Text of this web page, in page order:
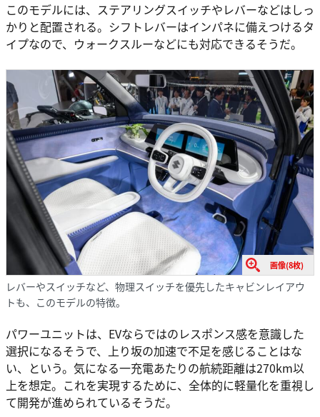
このモデルには、ステアリングスイッチやレバーなどはしっ
かりと配置される。シフトレバーはインパネに備えつけるタ
イプなので、ウォークスルーなどにも対応できるそうだ。
画像(8枚)
レバーやスイッチなど、物理スイッチを優先したキャビンレイアウ
トも、このモデルの特徴。
パワーユニットは、EVならではのレスポンス感を意識した
選択になるそうで、上り坂の加速で不足を感じることはな
い、という。気になる一充電あたりの航続距離は270km以
上を想定。これを実現するために、全体的に軽量化を重視し
て開発が進められているそうだ。